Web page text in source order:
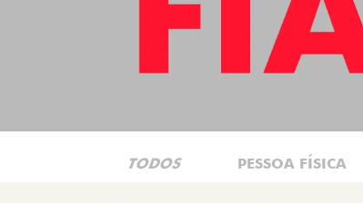
TODOS PESSOA FÍSICA